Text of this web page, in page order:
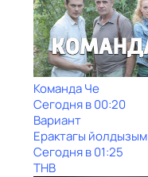
Команда Че
Сегодня в 00:20
Вариант
Ерактагы йолдызым
Сегодня в 01:25
ТНВ